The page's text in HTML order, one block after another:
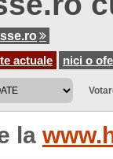
actuale
nici o
la